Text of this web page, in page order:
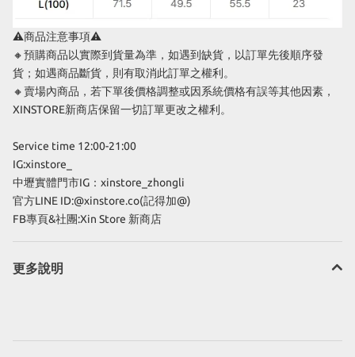
⚠商品注意事項⚠
🔸預購商品以實際到貨量為準，如遇到缺貨，以訂單先後順序發
貨；如遇商品斷貨，則有取消此訂單之權利。
🔸賣場內商品，若下單後價格調整或因系統價格有誤等其他因素，
XINSTORE新商店保留一切訂單更改之權利。
Service time 12:00-21:00
IG:xinstore_
中壢實體門市IG：xinstore_zhongli
官方LINE ID:@xinstore.co(記得加@)
FB專頁&社團:Xin Store 新商店
更多說明